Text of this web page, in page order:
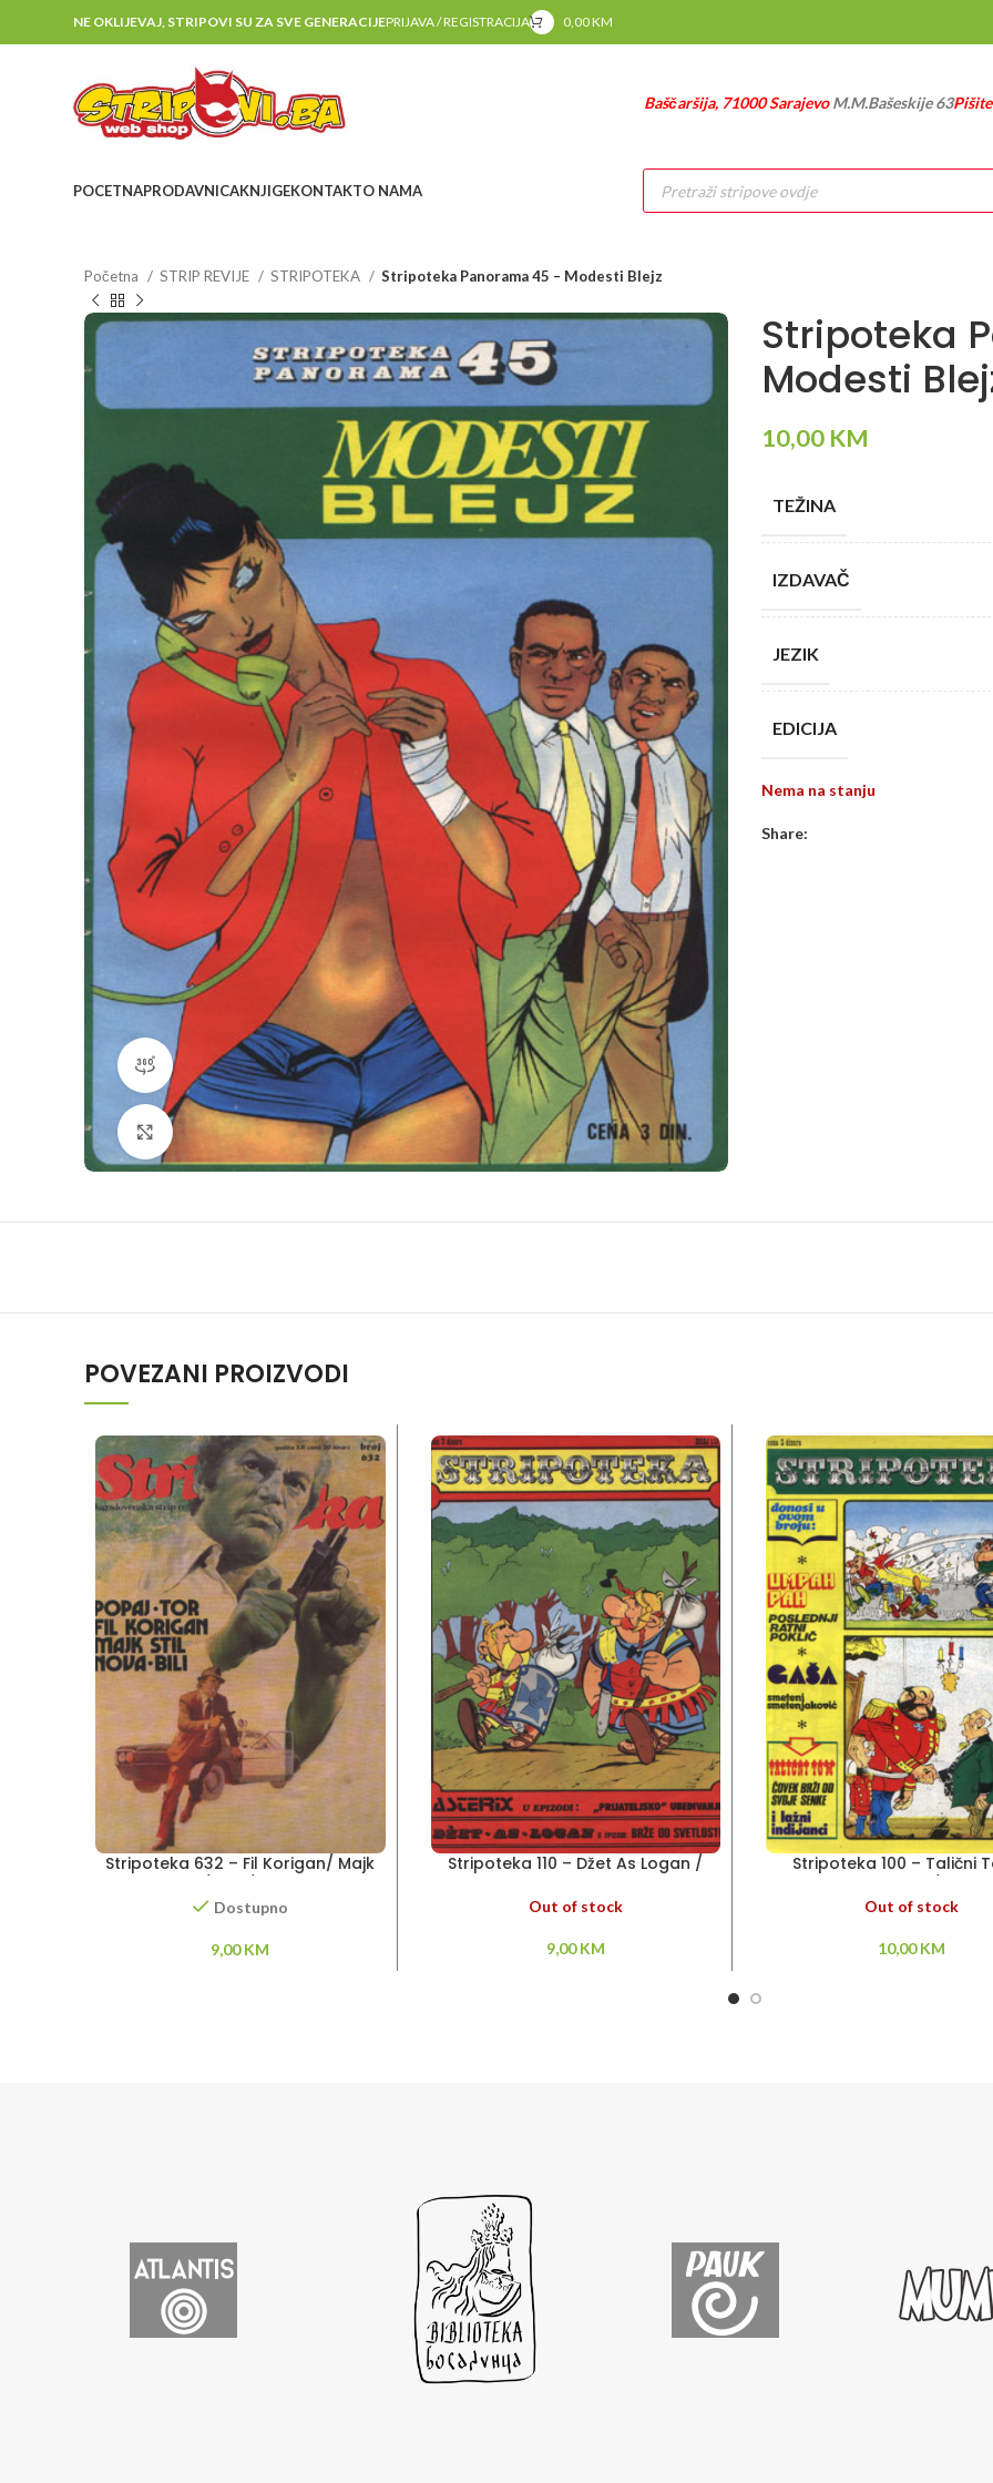
NE OKLIJEVAJ, STRIPOVI SU ZA SVE GENERACIJEPRIJAVA / REGISTRACIJA 0,00KM
Baščaršija, 71000 SarajevoM.M.Bašeskije 63
POCETNAPRODAVNICAKNJIGEKONTAKTO NAMA
Products
search
Početna STRIP REVIJE STRIPOTEKA Stripoteka Panorama 45 – Modesti Blejz
360 product view
Klikni da povečaš
Stripoteka
Modesti
10,00 KM
TEŽINA
IZDAVAČ
JEZIK
EDICIJA
Nema na stanju
Share:
POVEZANI PROIZVODI
Stripoteka 632 – Fil Korigan/ Majk
Dostupno
9,00KM
Stripoteka 110 – Džet As Logan /
Out of stock
9,00KM
Stripoteka 100 – Talični
Out of stock
10,00KM